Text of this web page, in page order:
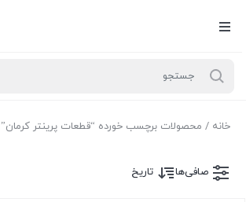
خانه / محصولات برچسب خورده “قطعات پرینتر کرمان”
صافی‌ها تاریخ